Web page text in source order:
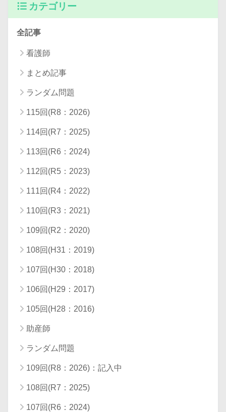
カテゴリー
全記事
看護師
まとめ記事
ランダム問題
115回(R8：2026)
114回(R7：2025)
113回(R6：2024)
112回(R5：2023)
111回(R4：2022)
110回(R3：2021)
109回(R2：2020)
108回(H31：2019)
107回(H30：2018)
106回(H29：2017)
105回(H28：2016)
助産師
ランダム問題
109回(R8：2026)：記入中
108回(R7：2025)
107回(R6：2024)